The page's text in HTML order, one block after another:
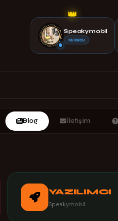
👑
Speakymobil
KURUCU
Blog İletişim
YAZILIMCI
Speakymobil